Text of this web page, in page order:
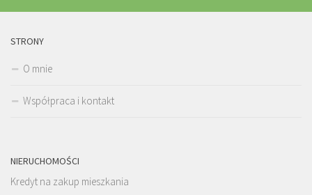
STRONY
O mnie
Współpraca i kontakt
NIERUCHOMOŚCI
Kredyt na zakup mieszkania